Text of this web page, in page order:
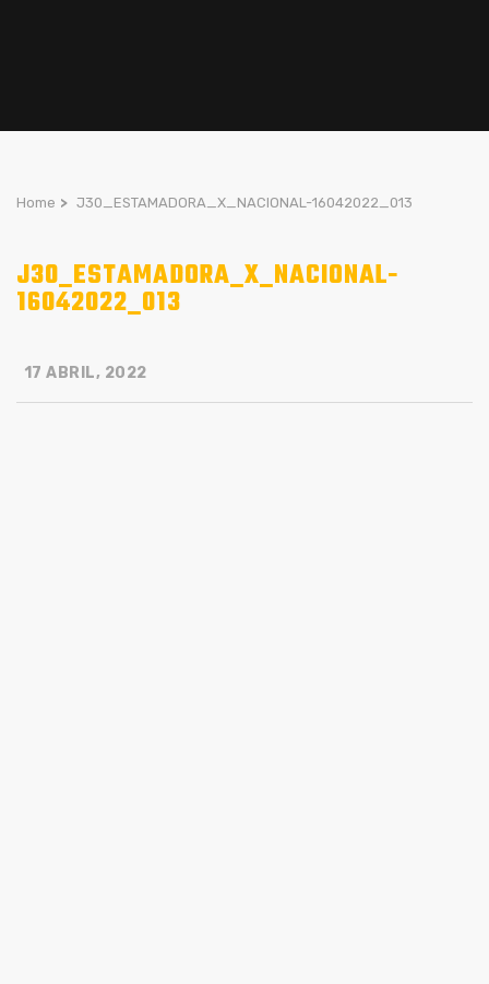
Home > J30_ESTAMADORA_X_NACIONAL-16042022_013
J30_ESTAMADORA_X_NACIONAL-
16042022_013
17 ABRIL, 2022